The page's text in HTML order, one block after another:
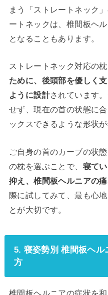
まう「ストレートネック
ートネックは、椎間板ヘ
となることもあります。
ストレートネック対応の枕
ために、後頭部を優しく
ように設計されています
せず、現在の首の状態に
ックスできるような形状が
ご自身の首のカーブの状
の枕を選ぶことで、 寝て
抑え、椎間板ヘルニアの
際に試してみて、最も心
とが大切です。
5. 寝姿勢別 椎間板ヘル
方
椎間板ヘルニアの症状を